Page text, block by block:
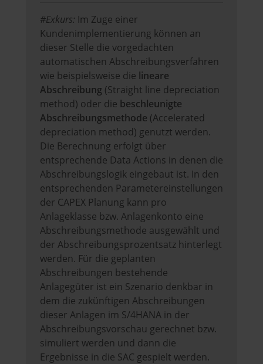
#Exkurs: Im Zuge einer
Kundenimplementierung können an
dieser Stelle die vorgedachten
automatischen Abschreibungsverfahren
wie beispielsweise die lineare
Abschreibung (Straight line depreciation
method) oder die beschleunigte
Abschreibungsmethode (Accelerated
depreciation method) genutzt werden.
Die Berechnung erfolgt über
entsprechende Data Actions in denen die
Abschreibungslogik eingebaut ist. In den
entsprechenden Parametereinstellungen
der CAPEX Planung kann pro
Anlageklasse bzw. Anlagenkonto eine
Abschreibungsmethode ausgewählt und
der Abschreibungsprozentsatz hinterlegt
werden. Für die geplanten
Abschreibungen bestehende
Anlagegüter ist ein Szenario denkbar in
dem die zukünftigen Abschreibungen
dieser Anlagen im S/4HANA in der
Abschreibungsvorschau gerechnet bzw.
simuliert werden und dann die
Ergebnisse in die SAC gespielt werden.